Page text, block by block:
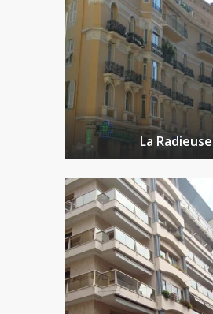
La Radieuse